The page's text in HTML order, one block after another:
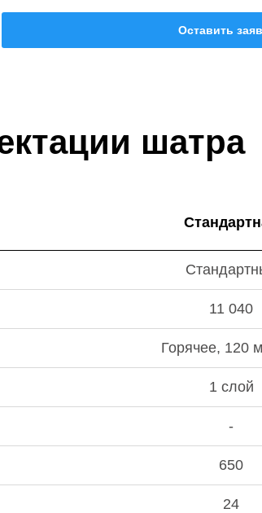
Оставить
шатра
11 040
Горячее, 120
1 слой
-
650
24